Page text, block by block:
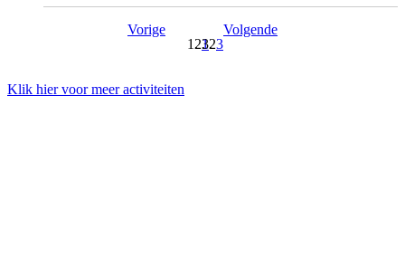
Vorige
123
Volgende
Klik hier voor meer activiteiten